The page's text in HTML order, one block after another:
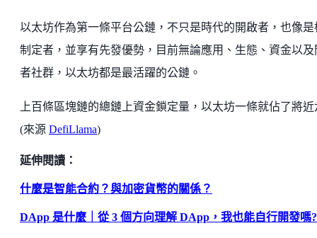
以太坊作為第一條平台公鏈，不只是時代的開啟者，也像是
制定者，並享有先發優勢，目前無論應用、生態、資金以及
者社群，以太坊都是最活躍的公鏈。
上百條區塊鏈的總鏈上資金鎖定量，以太坊一條就佔了將近
(來源 DefiLlama)
延伸閱讀：
什麼是智能合約？與加密貨幣的關係？
DApp 是什麼｜從 3 個方向理解 DApp，我也能自行開發嗎?